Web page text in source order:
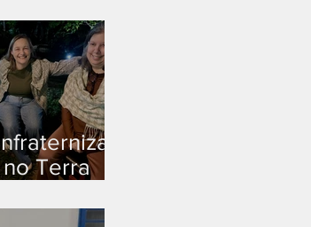
Terra